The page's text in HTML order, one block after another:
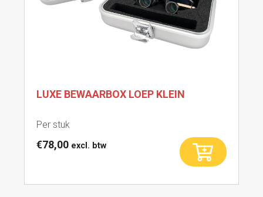
LUXE BEWAARBOX LOEP KLEIN
Per stuk
€78,00 excl. btw